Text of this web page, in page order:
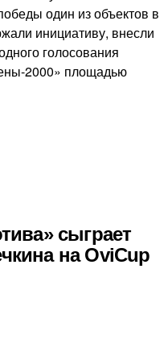
один из объектов в
инициативу, внесли
голосования
2000» площадью
сыграет
на OviCup